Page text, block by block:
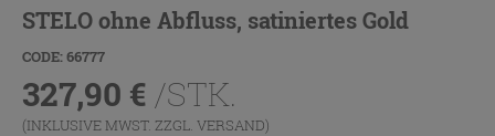
STELO ohne Abfluss, satiniertes Gold
CODE: 66777
327,90 € /STK.
(INKLUSIVE MWST. ZZGL. VERSAND)